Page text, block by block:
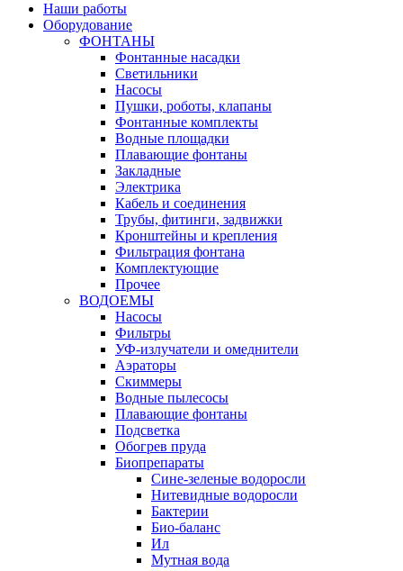
Наши работы
Оборудование
ФОНТАНЫ
Фонтанные насадки
Cветильники
Насосы
Пушки, роботы, клапаны
Фонтанные комплекты
Водные площадки
Плавающие фонтаны
Закладные
Электрика
Кабель и соединения
Трубы, фитинги, задвижки
Кронштейны и крепления
Фильтрация фонтана
Комплектующие
Прочее
ВОДОЕМЫ
Насосы
Фильтры
УФ-излучатели и омеднители
Аэраторы
Cкиммеры
Водные пылесосы
Плавающие фонтаны
Подсветка
Обогрев пруда
Биопрепараты
Сине-зеленые водоросли
Нитевидные водоросли
Бактерии
Био-баланс
Ил
Мутная вода